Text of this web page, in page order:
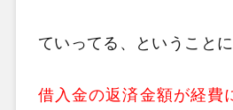
ていってる、ということに
借入金の返済金額が経費